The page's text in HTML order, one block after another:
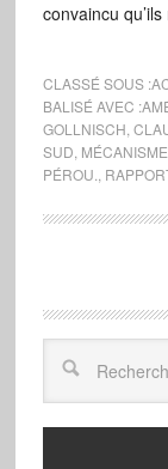
convaincu
CLASSÉ SOUS :
BALISÉ AVEC :
GOLLNISCH
SUD
PÉROU.